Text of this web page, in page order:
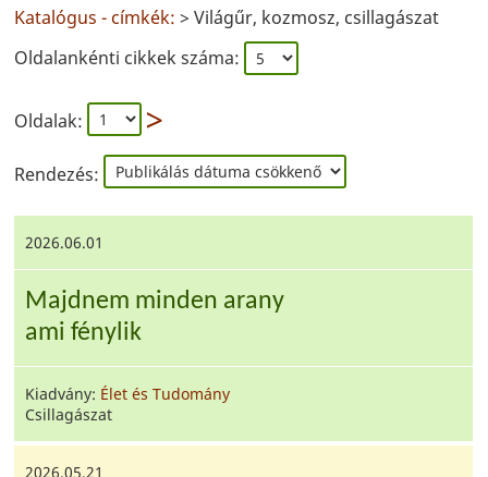
Katalógus - címkék: > Világűr, kozmosz, csillagászat
Oldalankénti cikkek száma:
Oldalak:
Rendezés:
2026.06.01
Majdnem minden arany
ami fénylik
Kiadvány: Élet és Tudomány
Csillagászat
2026.05.21